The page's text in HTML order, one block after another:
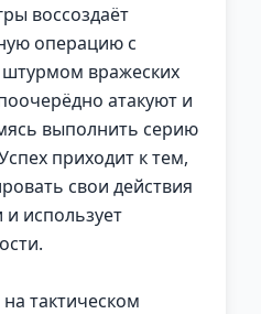
воссоздаёт
операцию с
вражеских
атакуют и
выполнить серию
приходит к тем,
свои действия
использует
тактическом